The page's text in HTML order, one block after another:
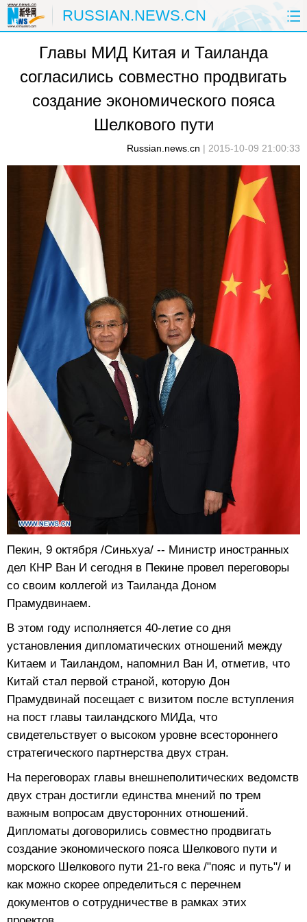
RUSSIAN.NEWS.CN
ГЛАВНАЯ КИТАЙ РФ И СНГ
В МИРЕ ЭКОНОМИКА ОБЩЕСТВО
ПРИРОДА
ЗДОРОВЬЕ ФОТОЛЕНТЫ
СПЕЦТЕМЫ
Главы МИД Китая и Таиланда
согласились совместно продвигать
создание экономического пояса
Шелкового пути
Russian.news.cn | 2015-10-09 21:00:33
Пекин, 9 октября /Синьхуа/ -- Министр иностранных
дел КНР Ван И сегодня в Пекине провел переговоры
со своим коллегой из Таиланда Доном
Прамудвинаем.
В этом году исполняется 40-летие со дня
установления дипломатических отношений между
Китаем и Таиландом, напомнил Ван И, отметив, что
Китай стал первой страной, которую Дон
Прамудвинай посещает с визитом после вступления
на пост главы таиландского МИДа, что
свидетельствует о высоком уровне всестороннего
стратегического партнерства двух стран.
На переговорах главы внешнеполитических ведомств
двух стран достигли единства мнений по трем
важным вопросам двусторонних отношений.
Дипломаты договорились совместно продвигать
создание экономического пояса Шелкового пути и
морского Шелкового пути 21-го века /"пояс и путь"/ и
как можно скорее определиться с перечнем
документов о сотрудничестве в рамках этих